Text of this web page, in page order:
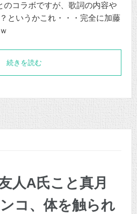
のコラボですが、歌詞の内容や
というかこれ・・・完全に加藤
続きを読む
人A氏こと真月
コ、体を触られ